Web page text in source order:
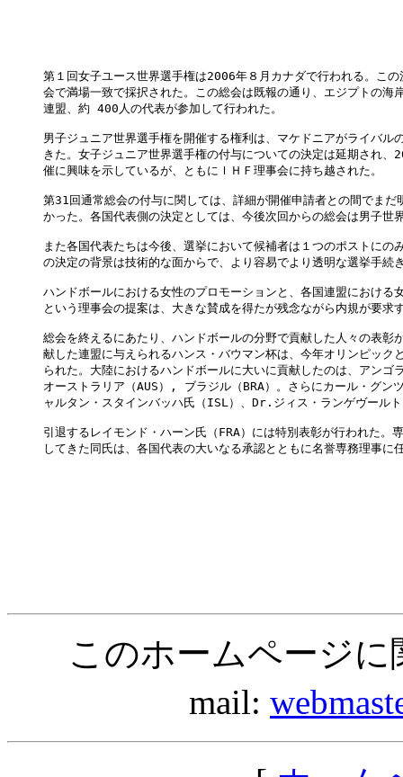
第１回女子ユース世界選手権は2006年８月カナダで行われる。こ
会で満場一致で採択された。この総会は既報の通り、エジプトの
連盟、約 400人の代表が参加して行われた。
男子ジュニア世界選手権を開催する権利は、マケドニアがライバル
きた。女子ジュニア世界選手権の付与についての決定は延期され
催に興味を示しているが、ともにＩＨＦ理事会に持ち越された。
第31回通常総会の付与に関しては、詳細が開催申請者との間でま
かった。各国代表側の決定としては、今後次回からの総会は男子世
また各国代表たちは今後、選挙において候補者は１つのポストに
の決定の背景は技術的な面からで、より容易でより透明な選挙手続
ハンドボールにおける女性のプロモーションと、各国連盟における
という理事会の提案は、大きな賛成を得たが残念ながら内規が要求
総会を終えるにあたり、ハンドボールの分野で貢献した人々の表彰
献した連盟に与えられるハンス・バウマン杯は、今年オリンピック
られた。大陸におけるハンドボールに大いに貢献したのは、アン
オーストラリア（AUS）, ブラジル（BRA）。さらにカール・グ
ャルタン・スタインバッハ氏（ISL）、Dr.ジィス・ランゲヴール
引退するレイモンド・ハーン氏（FRA）には特別表彰が行われた
してきた同氏は、各国代表の大いなる承認とともに名誉専務理事に
このホームページ
mail: